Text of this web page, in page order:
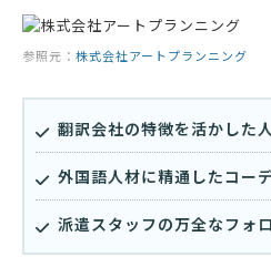
参照元： 株式会社アートプランニング
翻訳会社の特徴を活かした
外国語人材に精通したコー
派遣スタッフの万全なフォ